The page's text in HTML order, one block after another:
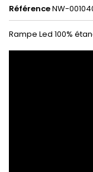
RéférenceNW-
Rampe Led 100%